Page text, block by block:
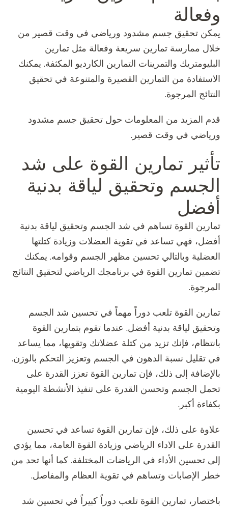
وفعالة
يمكن تحقيق جسم مشدود ورياضي في وقت قصير من
خلال ممارسة تمارين سريعة وفعالة مثل تمارين
البليومتريك والتمرينات التمارين الكارديو المكثفة. يمكنك
الاستفادة من التمارين القصيرة والمتنوعة في تحقيق
النتائج المرجوة.
قدم المزيد من المعلومات حول تحقيق جسم مشدود
ورياضي في وقت قصير.
تأثير تمارين القوة على شد
الجسم وتحقيق لياقة بدنية
أفضل
تمارين القوة تساهم في شد الجسم وتحقيق لياقة بدنية
أفضل، فهي تساعد في تقوية العضلات وزيادة كتلتها
العضلية وبالتالي تحسين مظهر الجسم وقوامه. يمكنك
تضمين تمارين القوة في برنامجك الرياضي لتحقيق النتائج
المرجوة.
تمارين القوة تلعب دوراً مهماً في تحسين شد الجسم
وتحقيق لياقة بدنية أفضل. عندما تقوم بتمارين القوة
بانتظام، فإنك تزيد من كتلة عضلاتك وتقويها، مما يساعد
في تقليل نسبة الدهون في الجسم وتعزيز التحكم بالوزن.
بالإضافة إلى ذلك، فإن تمارين القوة تعزز القدرة على
تحمل الجسم وتحسن القدرة على تنفيذ الأنشطة اليومية
بكفاءة أكبر.
علاوة على ذلك، فإن تمارين القوة تساعد في تحسين
القدرة على الاداء الرياضي وزيادة القوة العامة، مما يؤدي
إلى تحسين الأداء في الرياضات المختلفة. كما أنها تحد من
خطر الإصابات وتساهم في تقوية العظام والمفاصل.
باختصار، تمارين القوة تلعب دوراً كبيراً في تحسين شد